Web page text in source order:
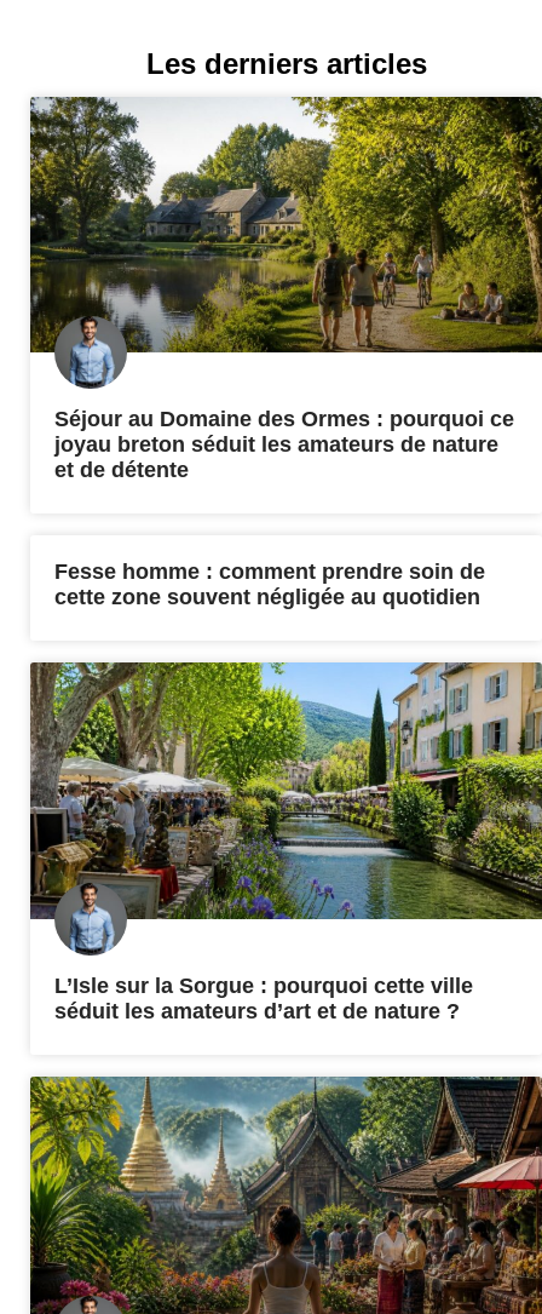
Les derniers articles
Séjour au Domaine des Ormes : pourquoi ce
joyau breton séduit les amateurs de nature
et de détente
Fesse homme : comment prendre soin de
cette zone souvent négligée au quotidien
L’Isle sur la Sorgue : pourquoi cette ville
séduit les amateurs d’art et de nature ?